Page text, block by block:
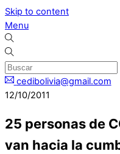
Skip to content
Menu
cedibolivia@gmail.com
12/10/2011
25 personas de
van hacia la